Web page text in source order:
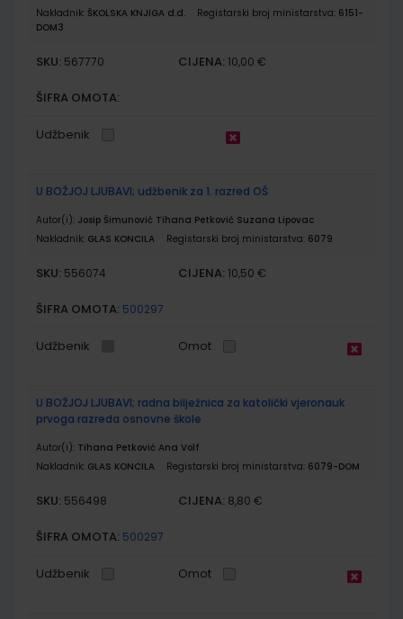
Nakladnik: ŠKOLSKA KNJIGA d.d. Registarski broj ministarstva: 6151-
DOM3
SKU: 567770 CIJENA: 10,00 €
ŠIFRA OMOTA:
Udžbenik
U BOŽJOJ LJUBAVI; udžbenik za 1. razred OŠ
Autor(i): Josip Šimunović Tihana Petković Suzana Lipovac
Nakladnik: GLAS KONCILA Registarski broj ministarstva: 6079
SKU: 556074 CIJENA: 10,50 €
ŠIFRA OMOTA: 500297
Udžbenik Omot
U BOŽJOJ LJUBAVI; radna bilježnica za katolički vjeronauk
prvoga razreda osnovne škole
Autor(i): Tihana Petković Ana Volf
Nakladnik: GLAS KONCILA Registarski broj ministarstva: 6079-DOM
SKU: 556498 CIJENA: 8,80 €
ŠIFRA OMOTA: 500297
Udžbenik Omot